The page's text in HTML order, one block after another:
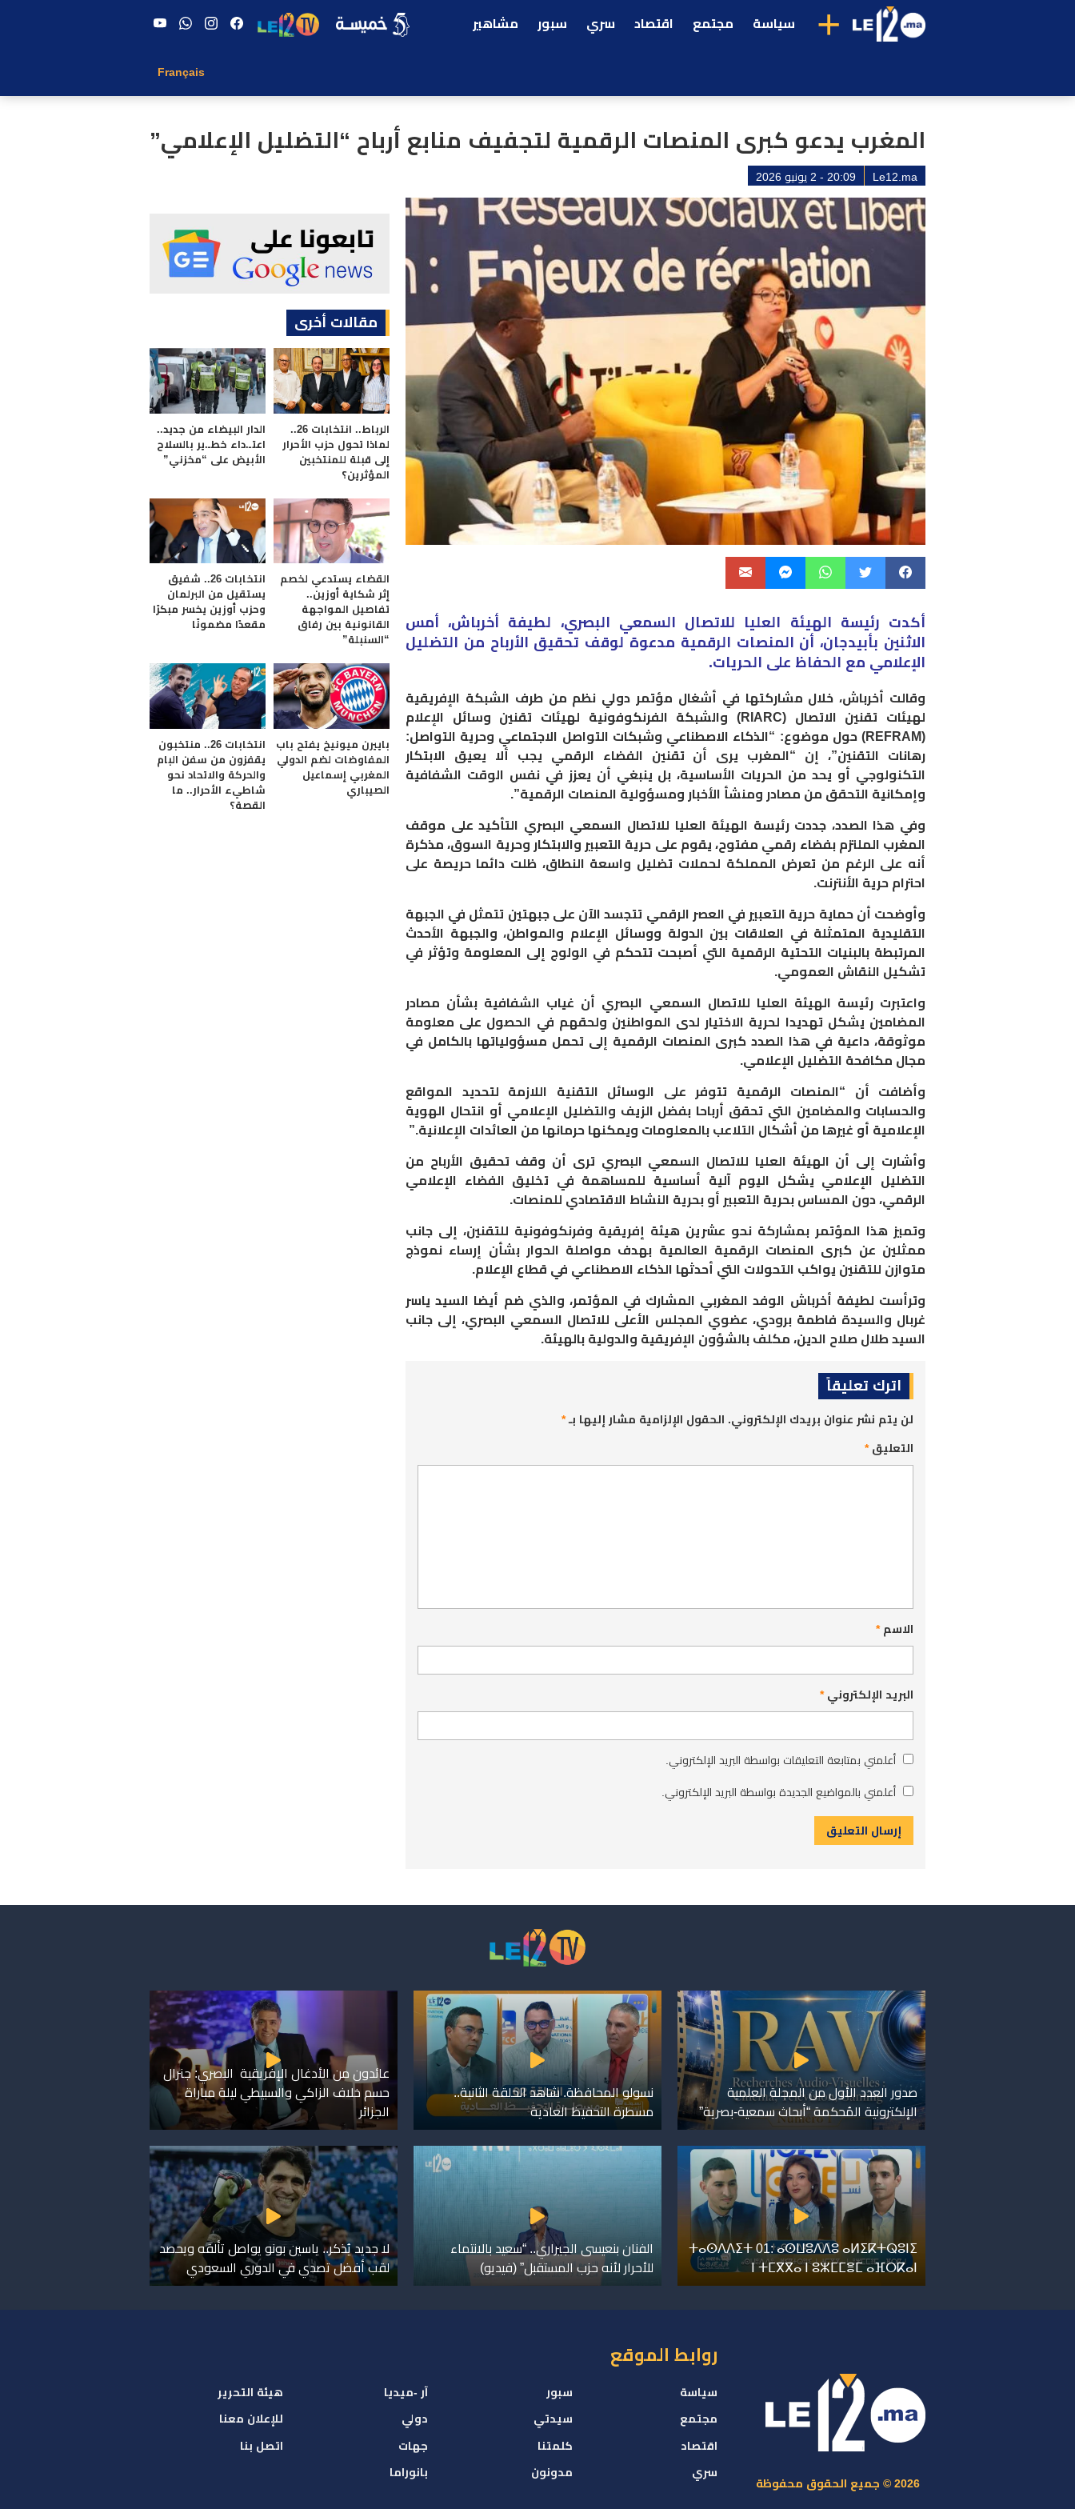
+ سياسة مجتمع اقتصاد سري سبور مشاهير
Français
المغرب يدعو كبرى المنصات الرقمية لتجفيف منابع أرباح “التضليل الإعلامي”
Le12.ma 20:09 - 2 يونيو 2026
أكدت رئيسة الهيئة العليا للاتصال السمعي البصري، لطيفة أخرباش، أمس
الاثنين بأبيدجان، أن المنصات الرقمية مدعوة لوقف تحقيق الأرباح من التضليل
الإعلامي مع الحفاظ على الحريات.
وقالت أخرباش، خلال مشاركتها في أشغال مؤتمر دولي نظم من طرف الشبكة الإفريقية
لهيئات تقنين الاتصال (RIARC) والشبكة الفرنكوفونية لهيئات تقنين وسائل الإعلام
(REFRAM) حول موضوع: “الذكاء الاصطناعي وشبكات التواصل الاجتماعي وحرية التواصل:
رهانات التقنين”، إن “المغرب يرى أن تقنين الفضاء الرقمي يجب ألا يعيق الابتكار
التكنولوجي أو يحد من الحريات الأساسية، بل ينبغي أن يعزز في نفس الوقت الشفافية
وإمكانية التحقق من مصادر ومنشأ الأخبار ومسؤولية المنصات الرقمية”.
وفي هذا الصدد، جددت رئيسة الهيئة العليا للاتصال السمعي البصري التأكيد على موقف
المغرب الملتزم بفضاء رقمي مفتوح، يقوم على حرية التعبير والابتكار وحرية السوق، مذكرة
أنه على الرغم من تعرض المملكة لحملات تضليل واسعة النطاق، ظلت دائما حريصة على
احترام حرية الأنترنت.
وأوضحت أن حماية حرية التعبير في العصر الرقمي تتجسد الآن على جبهتين تتمثل في الجبهة
التقليدية المتمثلة في العلاقات بين الدولة ووسائل الإعلام والمواطن، والجبهة الأحدث
المرتبطة بالبنيات التحتية الرقمية التي أصبحت تتحكم في الولوج إلى المعلومة وتؤثر في
تشكيل النقاش العمومي.
واعتبرت رئيسة الهيئة العليا للاتصال السمعي البصري أن غياب الشفافية بشأن مصادر
المضامين يشكل تهديدا لحرية الاختيار لدى المواطنين ولحقهم في الحصول على معلومة
موثوقة، داعية في هذا الصدد كبرى المنصات الرقمية إلى تحمل مسؤولياتها بالكامل في
مجال مكافحة التضليل الإعلامي.
وأضافت أن “المنصات الرقمية تتوفر على الوسائل التقنية اللازمة لتحديد المواقع
والحسابات والمضامين التي تحقق أرباحا بفضل الزيف والتضليل الإعلامي أو انتحال الهوية
الإعلامية أو غيرها من أشكال التلاعب بالمعلومات ويمكنها حرمانها من العائدات الإعلانية.”
وأشارت إلى أن الهيئة العليا للاتصال السمعي البصري ترى أن وقف تحقيق الأرباح من
التضليل الإعلامي يشكل اليوم آلية أساسية للمساهمة في تخليق الفضاء الإعلامي
الرقمي، دون المساس بحرية التعبير أو بحرية النشاط الاقتصادي للمنصات.
وتميز هذا المؤتمر بمشاركة نحو عشرين هيئة إفريقية وفرنكوفونية للتقنين، إلى جانب
ممثلين عن كبرى المنصات الرقمية العالمية بهدف مواصلة الحوار بشأن إرساء نموذج
متوازن للتقنين يواكب التحولات التي أحدثها الذكاء الاصطناعي في قطاع الإعلام.
وترأست لطيفة أخرباش الوفد المغربي المشارك في المؤتمر، والذي ضم أيضا السيد ياسر
غربال والسيدة فاطمة برودي، عضوي المجلس الأعلى للاتصال السمعي البصري، إلى جانب
السيد طلال صلاح الدين، مكلف بالشؤون الإفريقية والدولية بالهيئة.
اترك تعليقاً
لن يتم نشر عنوان بريدك الإلكتروني. الحقول الإلزامية مشار إليها بـ*
التعليق*
الاسم*
البريد الإلكتروني*
أعلمني بمتابعة التعليقات بواسطة البريد الإلكتروني.
أعلمني بالمواضيع الجديدة بواسطة البريد الإلكتروني.
مقالات أخرى
الرباط.. انتخابات 26..
لماذا تحول حزب الأحرار
إلى قبلة للمنتخبين
المؤثرين؟
الدار البيضاء من جديد..
اعتـ.داء خطـ.ير بالسلاح
الأبيض على “مخزني”
​القضاء يستدعي لخصم
إثر شكاية أوزين..
تفاصيل المواجهة
القانونية بين رفاق
“السنبلة”
انتخابات 26.. شفيق
يستقيل من البرلمان
وحزب أوزين يخسر مبكرًا
مقعدًا مضمونًا
باييرن ميونيخ يفتح باب
المفاوضات لضم الدولي
المغربي إسماعيل
الصيباري
انتخابات 26.. منتخبون
يقفزون من سفن البام
والحركة والاتحاد نحو
شاطيء الأحرار.. ما
القصة؟
صدور العدد الأول من المجلة العلمية
الإلكترونية المُحكمة “أبحاث سمعية-بصرية”
نسولو المحافظة. شاهد الحلقة الثانية..
مسطرة التحفيظ العادية
عائدون من الأدغال الإفريقية البصري: جنرال
حسم خلاف الزاكي والسبيطي ليلة مباراة
الجزائر
ⵜⴰⵙⴷⴷⵉⵜ 01: ⴰⵙⵡⵓⴷⴷⵓ ⴰⵍⵉⴽⵜⵕⵓⵏⵉ
ⵏ ⵜⵎⴳⴳⴰ ⵏ ⵓⵣⵎⵎⴻⵎ ⴰⴼⵔⴽⴰⵏ
الفنان بنعيسى الجيراري.. “سعيد بالانتماء
للأحرار لأنه حزب المستقبل” (فيديو)
لا جديد يُذكر.. ياسين بونو يواصل تألقه ويحصد
لقب أفضل تصدي في الدوري السعودي
2026 © جميع الحقوق محفوظة
روابط الموقع
سياسة
مجتمع
اقتصاد
سري
سبور
سيدتي
كلمتنا
مدونون
آر -ميديا
دولي
جهات
بانوراما
هيئة التحرير
للإعلان معنا
اتصل بنا